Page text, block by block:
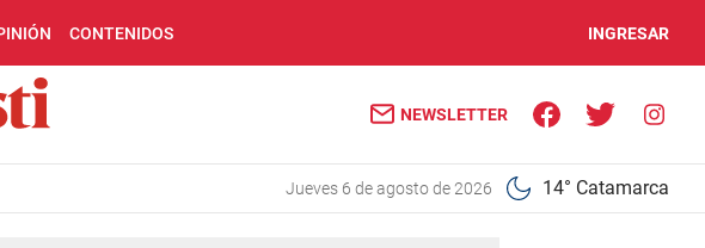
CONTENIDOS INGRESAR
NEWSLETTER
jueves 6 de agosto de 2026 14° Catamarca